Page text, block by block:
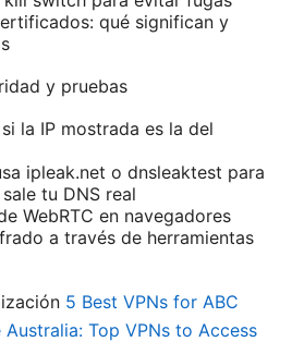
qué significan y
y pruebas
la IP mostrada es la del
ipleak.net o dnsleaktest para
tu DNS real
WebRTC en navegadores
a través de herramientas
5 Best VPNs for ABC
Top VPNs to Access